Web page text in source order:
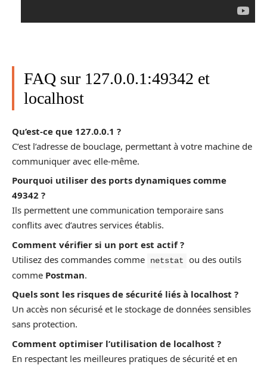
FAQ sur 127.0.0.1:49342 et
localhost
Qu’est-ce que 127.0.0.1 ?
C’est l’adresse de bouclage, permettant à votre machine de
communiquer avec elle-même.
Pourquoi utiliser des ports dynamiques comme
49342 ?
Ils permettent une communication temporaire sans
conflits avec d’autres services établis.
Comment vérifier si un port est actif ?
Utilisez des commandes comme
netstat
ou des outils
comme Postman.
Quels sont les risques de sécurité liés à localhost ?
Un accès non sécurisé et le stockage de données sensibles
sans protection.
Comment optimiser l’utilisation de localhost ?
En respectant les meilleures pratiques de sécurité et en